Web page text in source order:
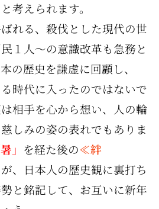
考えられます。
ばれる、殺伐とした現代の世
１人～の意識改革も急務と
の歴史を謙虚に回顧し、
時代に入ったのではないで
相手を心から想い、人の輪
しみの姿の表れでもありま
暑」 を経た後の≪絆
、日本人の歴史観に裏打ち
と銘記して、お互いに新年